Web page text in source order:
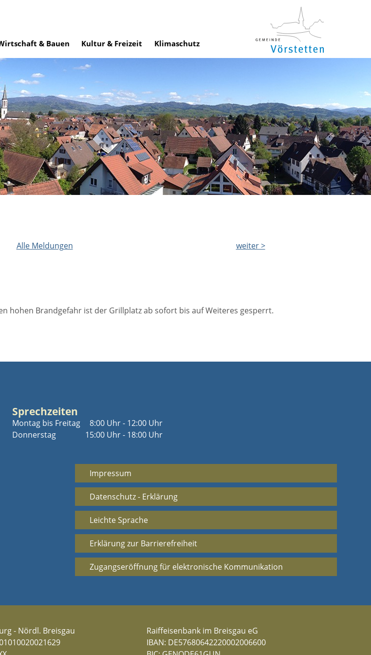
& Bauen Kultur & Freizeit Klimaschutz
Alle Meldungen weiter >
hohen Brandgefahr ist der Grillplatz ab sofort bis auf Weiteres gesperrt.
Sprechzeiten
Montag bis Freitag
Donnerstag
8:00 Uhr - 12:00 Uhr
15:00 Uhr - 18:00 Uhr
Impressum
Datenschutz - Erklärung
Leichte Sprache
Erklärung zur Barrierefreiheit
Zugangseröffnung für elektronische Kommunikation
- Nördl. Breisgau
Raiffeisenbank im Breisgau eG
IBAN: DE57680642220002006600